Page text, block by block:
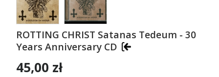
ROTTING CHRIST Satanas Tedeum - 30
Years Anniversary CD
45,00 zł